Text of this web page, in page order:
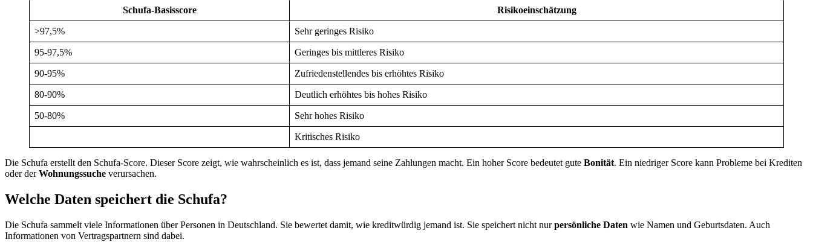
Schufa-Basisscore Risikoeinschätzung
>97,5% Sehr geringes Risiko
95-97,5% Geringes bis mittleres Risiko
90-95% Zufriedenstellendes bis erhöhtes Risiko
80-90% Deutlich erhöhtes bis hohes Risiko
50-80% Sehr hohes Risiko
Kritisches Risiko
Die Schufa erstellt den Schufa-Score. Dieser Score zeigt, wie wahrscheinlich es ist, dass jemand seine Zahlungen macht. Ein hoher Score bedeutet gute Bonität. Ein niedriger Score kann Probleme bei Krediten
oder derWohnungssuche verursachen.
Welche Daten speichert die Schufa?
Die Schufa sammelt viele Informationen über Personen in Deutschland. Sie bewertet damit, wie kreditwürdig jemand ist. Sie speichert nicht nurpersönliche Daten wie Namen und Geburtsdaten. Auch
Informationen von Vertragspartnern sind dabei.